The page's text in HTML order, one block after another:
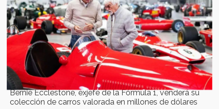
Bernie Ecclestone, exjefe de la Fórmula 1, venderá su
colección de carros valorada en millones de dólares